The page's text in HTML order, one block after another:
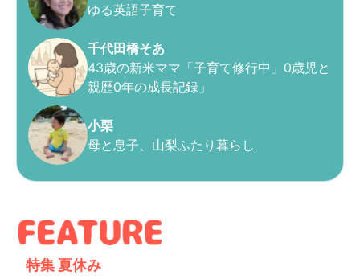
ゆる英語子育て
千代田橋そあ
43歳の新米ママ「子育て修行中」0歳児と
親歴0年の成長記録」
小栗
母と息子、山梨ふたり暮らし
特集 夏休み